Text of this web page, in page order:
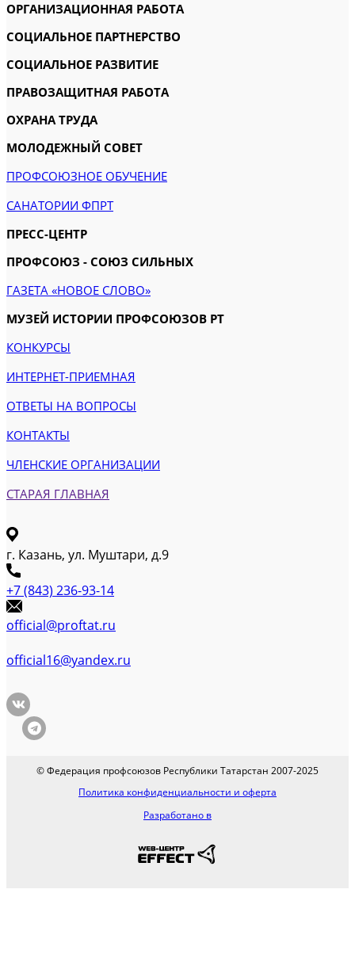
ОРГАНИЗАЦИОННАЯ РАБОТА
СОЦИАЛЬНОЕ ПАРТНЕРСТВО
СОЦИАЛЬНОЕ РАЗВИТИЕ
ПРАВОЗАЩИТНАЯ РАБОТА
ОХРАНА ТРУДА
МОЛОДЕЖНЫЙ СОВЕТ
ПРОФСОЮЗНОЕ ОБУЧЕНИЕ
САНАТОРИИ ФПРТ
ПРЕСС-ЦЕНТР
ПРОФСОЮЗ - СОЮЗ СИЛЬНЫХ
ГАЗЕТА «НОВОЕ СЛОВО»
МУЗЕЙ ИСТОРИИ ПРОФСОЮЗОВ РТ
КОНКУРСЫ
ИНТЕРНЕТ-ПРИЕМНАЯ
ОТВЕТЫ НА ВОПРОСЫ
КОНТАКТЫ
ЧЛЕНСКИЕ ОРГАНИЗАЦИИ
СТАРАЯ ГЛАВНАЯ
г. Казань, ул. Муштари, д.9
+7 (843) 236-93-14
official@proftat.ru
official16@yandex.ru
© Федерация профсоюзов Республики Татарстан 2007-2025
Политика конфиденциальности и оферта
Разработано в